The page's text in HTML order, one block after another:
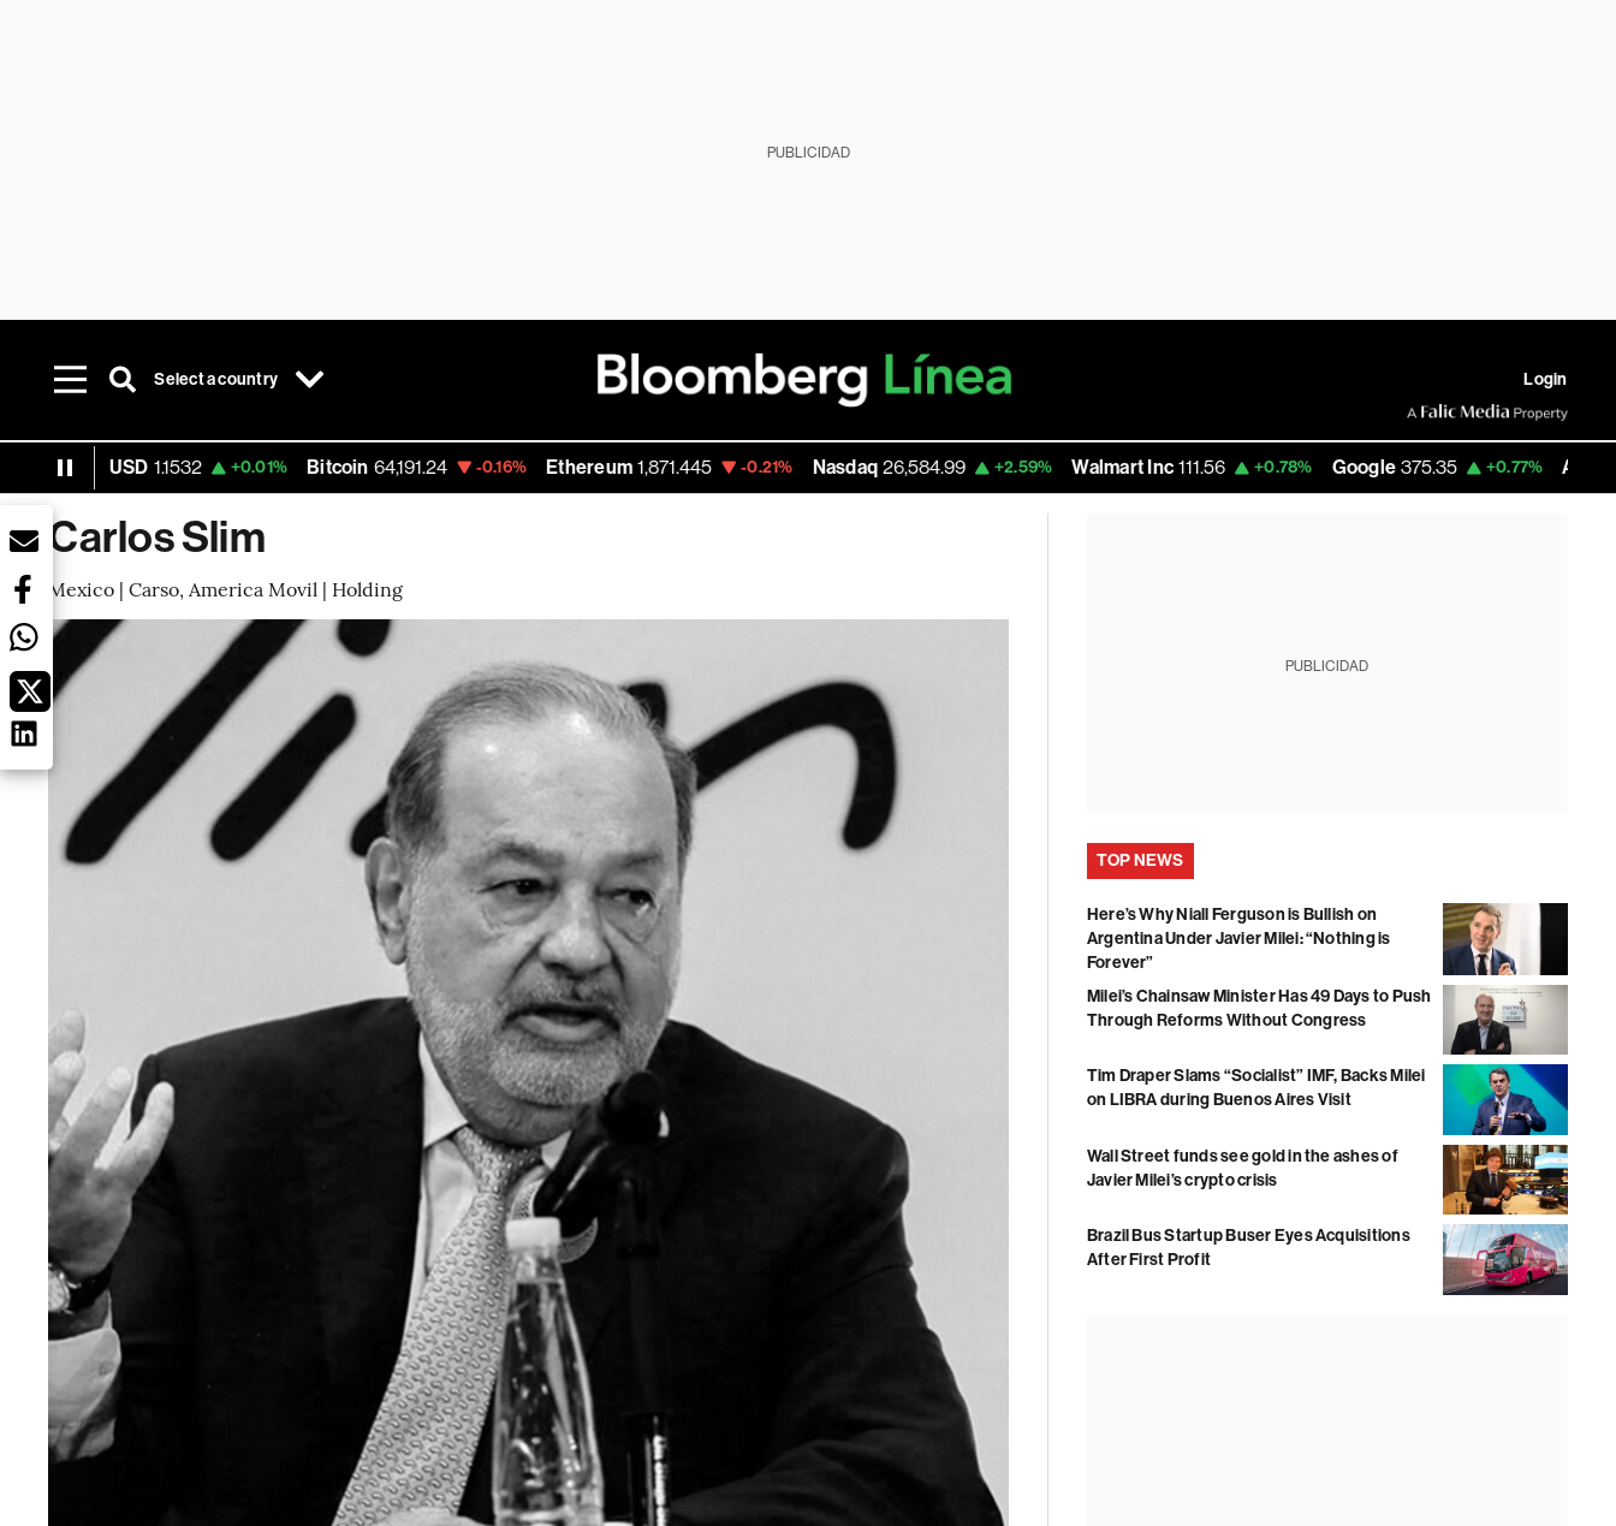
PUBLICIDAD
Select a country Login
EUR USD 1.1532 +0.01% Bitcoin 64,191.24 -0.16% Ethereum 1,871.445 -0.21% Nasdaq 26,584.99 +2.59% Walmart Inc 111.56 +0.78% Google 375.35 +0.77% Amazon
Carlos Slim
Mexico | Carso, America Movil | Holding
PUBLICIDAD
TOP NEWS
Here’s Why Niall Ferguson is Bullish on
Argentina Under Javier Milei: “Nothing is
Forever”
Milei’s Chainsaw Minister Has 49 Days to Push
Through Reforms Without Congress
Tim Draper Slams “Socialist” IMF, Backs Milei
on LIBRA during Buenos Aires Visit
Wall Street funds see gold in the ashes of
Javier Milei’s crypto crisis
Brazil Bus Startup Buser Eyes Acquisitions
After First Profit